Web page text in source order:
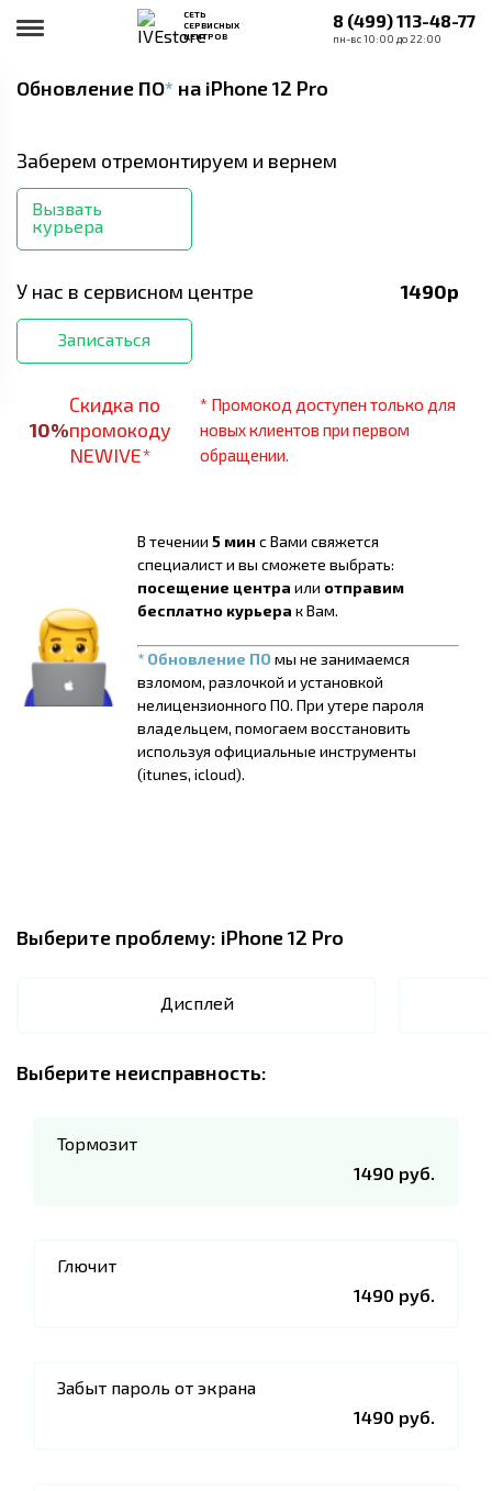
СЕТЬ
СЕРВИСНЫХ
ЦЕНТРОВ
8 (499) 113-48-77
пн-вс 10:00 до 22:00
Обновление ПО* на iPhone 12 Pro
Заберем отремонтируем и вернем
Вызвать
курьера
У нас в сервисном центре 1490р
Записаться
10%
Скидка по
промокоду
NEWIVE*
* Промокод доступен только для
новых клиентов при первом
обращении.
В течении 5 мин с Вами свяжется
специалист и вы сможете выбрать:
посещение центра или отправим
бесплатно курьера к Вам.
* Обновление ПОмы не занимаемся
взломом, разлочкой и установкой
нелицензионного ПО. При утере пароля
владельцем, помогаем восстановить
используя официальные инструменты
(itunes, icloud).
Выберите проблему: iPhone 12 Pro
Дисплей
Выберите неисправность:
Тормозит
1490 руб.
Глючит
1490 руб.
Забыт пароль от экрана
1490 руб.